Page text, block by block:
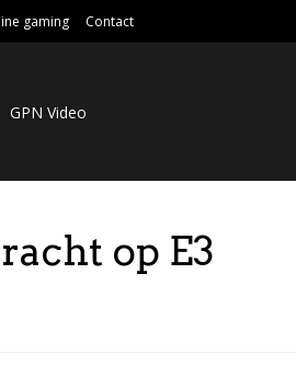
gaming Contact
GPN Video
op E3